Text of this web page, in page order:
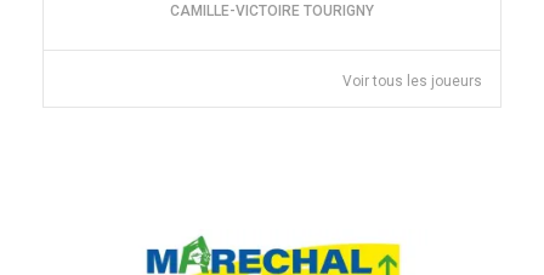
CAMILLE-VICTOIRE TOURIGNY
Voir tous les joueurs